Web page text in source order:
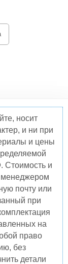
носит
и ни при
и цены
Стоимость и
менеджером
почту или
при
на
право
без
детали